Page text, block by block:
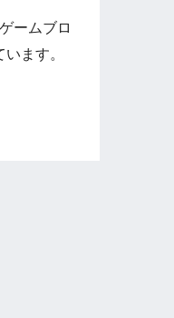
ームブロ
ます。